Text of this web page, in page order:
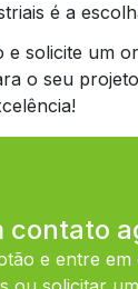
é a
e solicite um
o seu
contato
e entre